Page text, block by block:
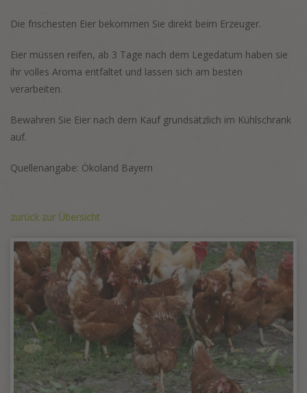
Die frischesten Eier bekommen Sie direkt beim Erzeuger.
Eier müssen reifen, ab 3 Tage nach dem Legedatum haben sie
ihr volles Aroma entfaltet und lassen sich am besten
verarbeiten.
Bewahren Sie Eier nach dem Kauf grundsätzlich im Kühlschrank
auf.
Quellenangabe: Ökoland Bayern
zurück zur Übersicht